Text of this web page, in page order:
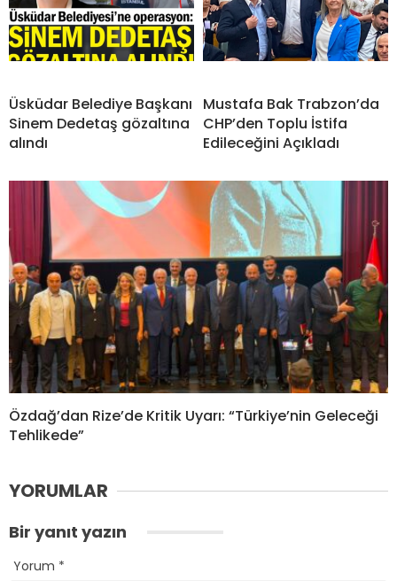
Üsküdar Belediye Başkanı
Sinem Dedetaş gözaltına
alındı
Mustafa Bak Trabzon’da
CHP’den Toplu İstifa
Edileceğini Açıkladı
Özdağ’dan Rize’de Kritik Uyarı: “Türkiye’nin Geleceği
Tehlikede”
YORUMLAR
Bir yanıt yazın
Yorum *